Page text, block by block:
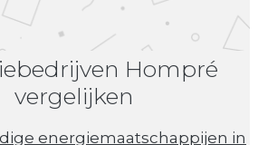
Hompré
vergelijken
energiemaatschappijen in